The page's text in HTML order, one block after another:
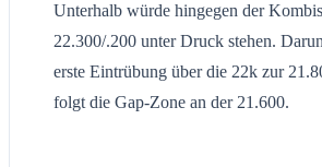
Unterhalb würde hingegen der
22.300/.200 unter Druck stehen.
erste Eintrübung über die 22k zur
folgt die Gap-Zone an der 21.600.